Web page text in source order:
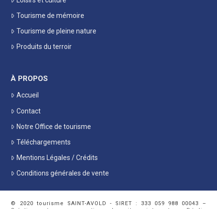
Tourisme de mémoire
Tourisme de pleine nature
Produits du terroir
À PROPOS
Accueil
Contact
Notre Office de tourisme
Téléchargements
Mentions Légales / Crédits
Conditions générales de vente
© 2020 tourisme SAINT-AVOLD - SIRET : 333 059 988 00043 –